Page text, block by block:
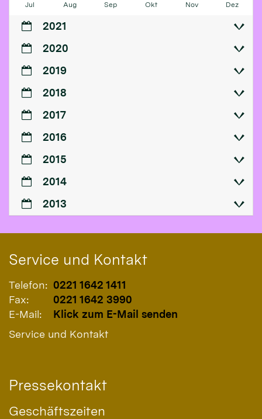
Jul Aug Sep Okt Nov Dez
2021
2020
2019
2018
2017
2016
2015
2014
2013
Service und Kontakt
Telefon: 0221 1642 1411
Fax:
0221 1642 3990
E-Mail:
Klick zum E-Mail senden
Service und Kontakt
Pressekontakt
Geschäftszeiten